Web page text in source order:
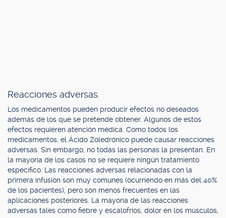
Reacciones adversas.
Los medicamentos pueden producir efectos no deseados
además de los que se pretende obtener. Algunos de estos
efectos requieren atención médica. Como todos los
medicamentos, el Ácido Zoledrónico puede causar reacciones
adversas. Sin embargo, no todas las personas la presentan. En
la mayoría de los casos no se requiere ningún tratamiento
específico. Las reacciones adversas relacionadas con la
primera infusión son muy comunes (ocurriendo en más del 40%
de los pacientes), pero son menos frecuentes en las
aplicaciones posteriores. La mayoría de las reacciones
adversas tales como fiebre y escalofríos, dolor en los músculos,